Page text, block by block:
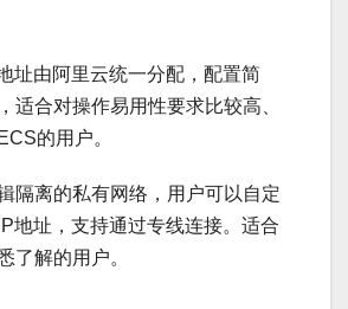
址由阿里云统一分配，配置简
适合对操作易用性要求比较高、
的用户。
隔离的私有网络，用户可以自定
地址，支持通过专线连接。适合
了解的用户。